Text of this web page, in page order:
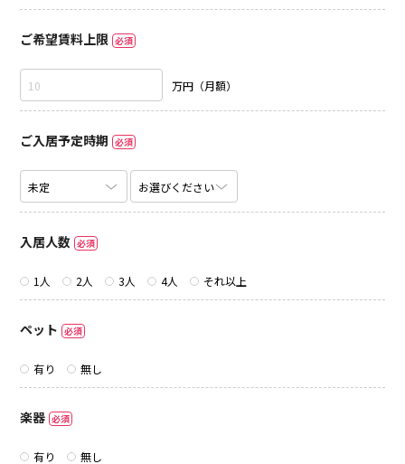
ご希望賃料上限 必須
万円（月額）
ご入居予定時期 必須
入居人数 必須
1人 2人 3人 4人 それ以上
ペット 必須
有り 無し
楽器 必須
有り 無し